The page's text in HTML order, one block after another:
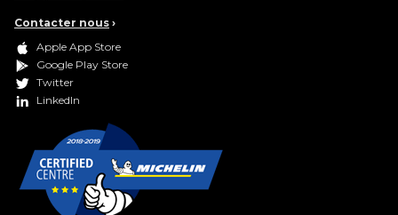
Contacter nous ›
Apple App Store
Google Play Store
Twitter
LinkedIn